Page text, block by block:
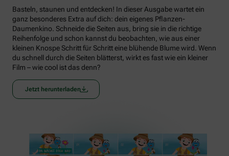
Basteln, staunen und entdecken! In dieser Ausgabe wartet ein
ganz besonderes Extra auf dich: dein eigenes Pflanzen-
Daumenkino. Schneide die Seiten aus, bring sie in die richtige
Reihenfolge und schon kannst du beobachten, wie aus einer
kleinen Knospe Schritt für Schritt eine blühende Blume wird. Wenn
du schnell durch die Seiten blätterst, wirkt es fast wie ein kleiner
Film – wie cool ist das denn?
Jetzt herunterladen